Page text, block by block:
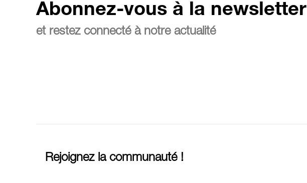
Abonnez-vous à la newsletter
et restez connecté à notre actualité
Rejoignez la communauté !